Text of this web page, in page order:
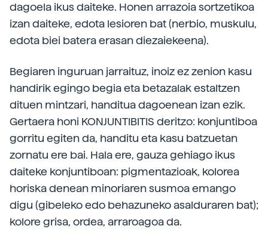
dagoela ikus daiteke. Honen arrazoia sortzetikoa
izan daiteke, edota lesioren bat (nerbio, muskulu,
edota biei batera erasan diezaiekeena).
Begiaren inguruan jarraituz, inoiz ez zenion kasu
handirik egingo begia eta betazalak estaltzen
dituen mintzari, handitua dagoenean izan ezik.
Gertaera honi KONJUNTIBITIS deritzo: konjuntiboa
gorritu egiten da, handitu eta kasu batzuetan
zornatu ere bai. Hala ere, gauza gehiago ikus
daiteke konjuntiboan: pigmentazioak, kolorea
horiska denean minoriaren susmoa emango
digu (gibeleko edo behazuneko asalduraren bat);
kolore grisa, ordea, arraroagoa da.